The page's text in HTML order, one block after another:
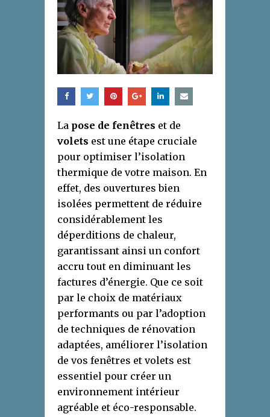
La pose de fenêtres et de
volets est une étape cruciale
pour optimiser l’isolation
thermique de votre maison. En
effet, des ouvertures bien
isolées permettent de réduire
considérablement les
déperditions de chaleur,
garantissant ainsi un confort
accru tout en diminuant les
factures d’énergie. Que ce soit
par le choix de matériaux
performants ou par l’adoption
de techniques de rénovation
adaptées, améliorer l’isolation
de vos fenêtres et volets est
essentiel pour créer un
environnement intérieur
agréable et éco-responsable.